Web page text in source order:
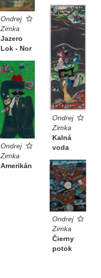
Ondrej
Zimka
Jazero
Lok - Nor
Ondrej
Zimka
Kalná
voda
Ondrej
Zimka
Amerikán
Ondrej
Zimka
Čierny
potok